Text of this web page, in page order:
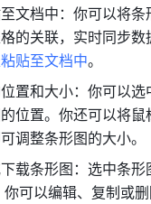
文档中：你可以将
的关联，实时同步
贴至文档中。
置和大小：你可以
位置。你还可以将
调整条形图的大小。
你可以编辑、复制或